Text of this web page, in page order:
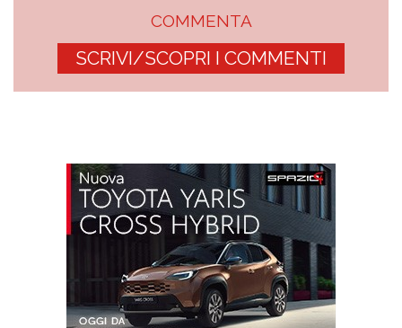
COMMENTA
SCRIVI/SCOPRI I COMMENTI